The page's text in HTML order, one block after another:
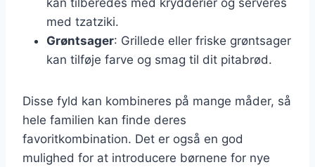
med tzatziki.
Grøntsager: Grillede eller friske grøntsager
kan tilføje farve og smag til dit pitabrød.
Disse fyld kan kombineres på mange måder, så
hele familien kan finde deres
favoritkombination. Det er også en god
mulighed for at introducere børnene for nye